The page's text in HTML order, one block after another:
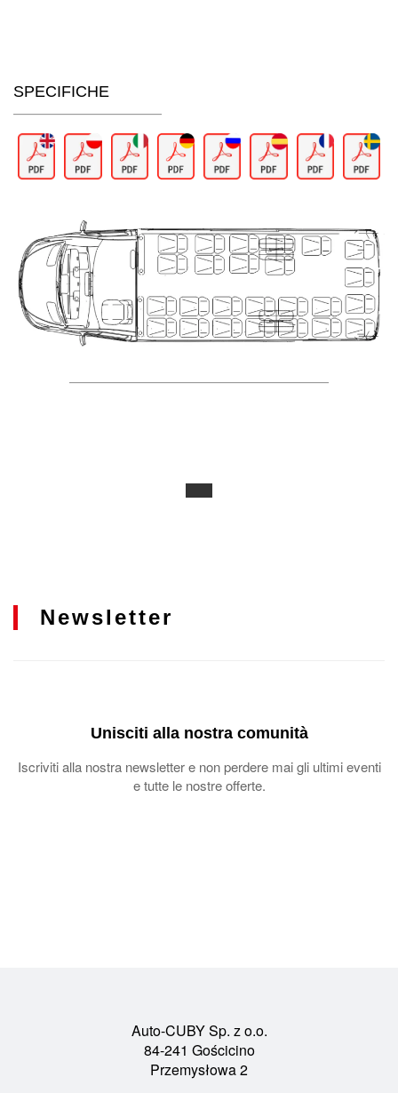
SPECIFICHE
Newsletter
Unisciti alla nostra comunità
Iscriviti alla nostra newsletter e non perdere mai gli ultimi eventi
e tutte le nostre offerte.
Auto-CUBY Sp. z o.o.
84-241 Gościcino
Przemysłowa 2